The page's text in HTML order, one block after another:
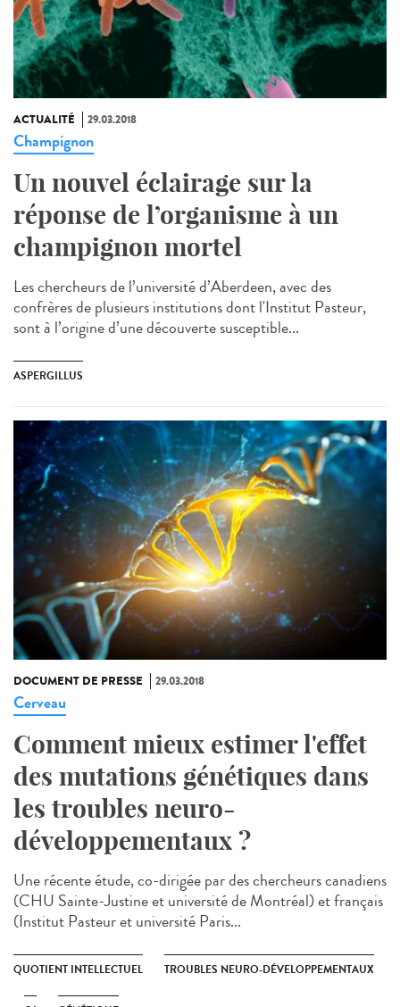
ACTUALITÉ 29.03.2018
Champignon
Un nouvel éclairage sur la
réponse de l’organisme à un
champignon mortel
Les chercheurs de l’université d’Aberdeen, avec des
confrères de plusieurs institutions dont l'Institut Pasteur,
sont à l’origine d’une découverte susceptible...
ASPERGILLUS
DOCUMENT DE PRESSE 29.03.2018
Cerveau
Comment mieux estimer l'effet
des mutations génétiques dans
les troubles neuro-
développementaux ?
Une récente étude, co-dirigée par des chercheurs canadiens
(CHU Sainte-Justine et université de Montréal) et français
(Institut Pasteur et université Paris...
QUOTIENT INTELLECTUEL TROUBLES NEURO-DÉVELOPPEMENTAUX